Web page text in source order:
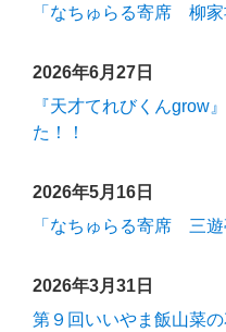
「なちゅらる寄席 柳家
2026年6月27日
『天才てれびくんgrow
た！！
2026年5月16日
「なちゅらる寄席 三遊
2026年3月31日
第９回いいやま飯山菜